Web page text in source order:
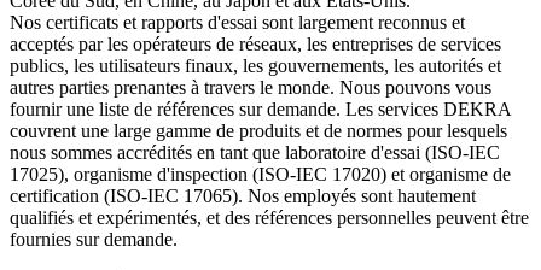
Nos certificats et rapports d'essai sont largement reconnus et
acceptés par les opérateurs de réseaux, les entreprises de services
publics, les utilisateurs finaux, les gouvernements, les autorités et
autres parties prenantes à travers le monde. Nous pouvons vous
fournir une liste de références sur demande. Les services DEKRA
couvrent une large gamme de produits et de normes pour lesquels
nous sommes accrédités en tant que laboratoire d'essai (ISO-IEC
17025), organisme d'inspection (ISO-IEC 17020) et organisme de
certification (ISO-IEC 17065). Nos employés sont hautement
qualifiés et expérimentés, et des références personnelles peuvent être
fournies sur demande.